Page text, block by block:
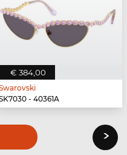
€ 384,00
- 40361A
›